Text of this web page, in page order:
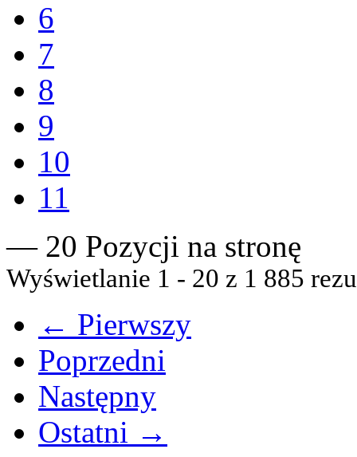
6
7
8
9
10
11
— 20 Pozycji na stronę
Wyświetlanie 1 - 20 z 1 885
← Pierwszy
Poprzedni
Następny
Ostatni →